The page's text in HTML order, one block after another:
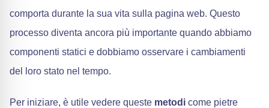
comporta durante la sua vita sulla pagina web. Questo
processo diventa ancora più importante quando abbiamo
componenti statici e dobbiamo osservare i cambiamenti
del loro stato nel tempo.
Per iniziare, è utile vedere queste metodi come pietre